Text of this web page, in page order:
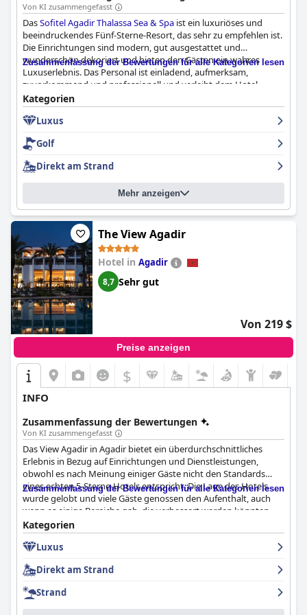
Von KI zusammengefasst
DasSofitel Agadir Thalassa Sea & Spa ist ein luxuriöses und
beeindruckendes Fünf-Sterne-Resort, das sehr zu empfehlen ist.
Die Einrichtungen sind modern, gut ausgestattet und
wunderschön dekoriert und bieten den Gästen ein wahres
Luxuserlebnis. Das Personal ist einladend, aufmerksam,
zuvorkommend und professionell und verleiht dem Hotel
seinen einzigartigen Charakter. Obwohl einige Gäste über
Probleme mit der Qualität der Dienstleistungen und der
Sauberkeit berichtet haben, machen die Menschlichkeit und
Effizienz des Personals dies wieder wett. Insgesamt ist das
Sofitel Agadir Thalassa Sea & Spa
luxuriöses und unvergessliches Erlebnis suchen.
Zusammenfassung der Bewertungen für alle Kategorien lesen
Kategorien
Luxus
Golf
Direkt am Strand
Mehr anzeigen
The View Agadir
Hotel in Agadir
8,7 Sehr gut
Von 219 $
Preise anzeigen
$
INFO
Zusammenfassung der Bewertungen
Von KI zusammengefasst
Das View Agadir in Agadir bietet ein überdurchschnittliches
Erlebnis in Bezug auf Einrichtungen und Dienstleistungen,
obwohl es nach Meinung einiger Gäste nicht den Standards
eines echten 5-Sterne-Hotels entspricht. Die Lage des Hotels
wurde gelobt und viele Gäste genossen den Aufenthalt, auch
wenn es einige Bereiche gab, die verbessert werden könnten.
Obwohl einige Gäste von der Qualität des Frühstücks
enttäuscht waren und der Meinung waren, dass die Preise der
Mahlzeiten nicht ganz der Qualität des Essens entsprachen,
beschrieben. Für diejenigen, die einen luxuriösen Aufenthalt in
Agadir suchen, ist das
Wahl und kann sich mit den anderen Top-Hotels in der Gegend
messen.
Zusammenfassung der Bewertungen für alle Kategorien lesen
Kategorien
Luxus
Direkt am Strand
Strand